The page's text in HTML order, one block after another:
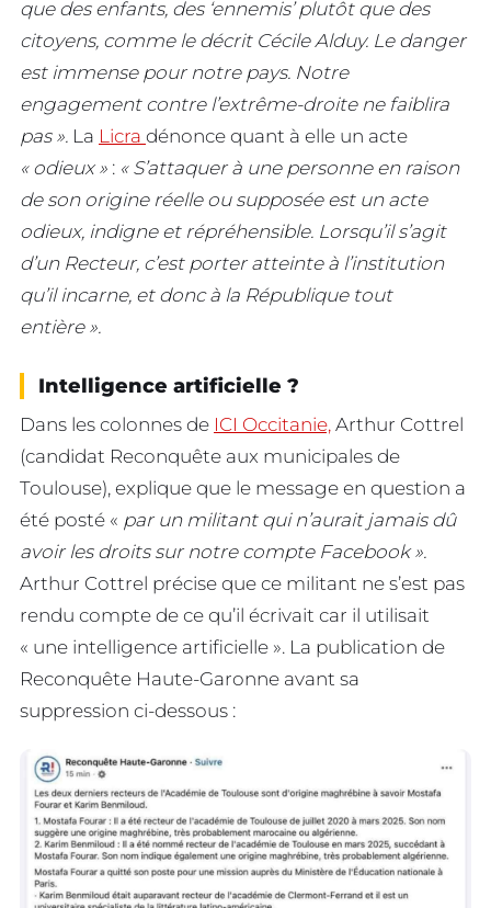
que des enfants, des ‘ennemis’ plutôt que des
citoyens, comme le décrit Cécile Alduy. Le danger
est immense pour notre pays. Notre
engagement contre l’extrême-droite ne faiblira
pas ». La Licra dénonce quant à elle un acte
« odieux » : « S’attaquer à une personne en raison
de son origine réelle ou supposée est un acte
odieux, indigne et répréhensible. Lorsqu’il s’agit
d’un Recteur, c’est porter atteinte à l’institution
qu’il incarne, et donc à la République tout
entière ».
Intelligence artificielle ?
Dans les colonnes de ICI Occitanie, Arthur Cottrel
(candidat Reconquête aux municipales de
Toulouse), explique que le message en question a
été posté « par un militant qui n’aurait jamais dû
avoir les droits sur notre compte Facebook ».
Arthur Cottrel précise que ce militant ne s’est pas
rendu compte de ce qu’il écrivait car il utilisait
« une intelligence artificielle ». La publication de
Reconquête Haute-Garonne avant sa
suppression ci-dessous :